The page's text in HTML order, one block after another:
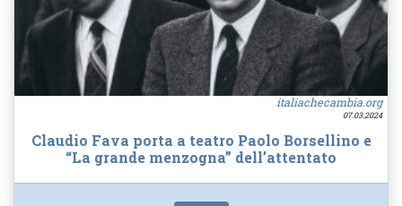
italiachecambia.org
07.03.2024
Claudio Fava porta a teatro Paolo Borsellino e
“La grande menzogna” dell’attentato